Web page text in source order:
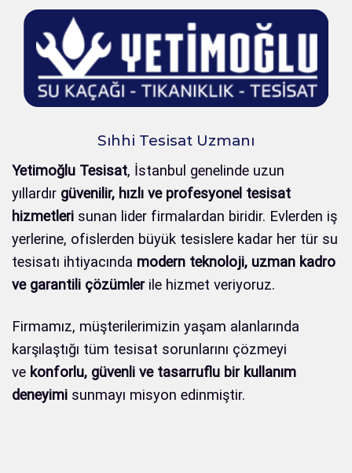
Sıhhi Tesisat Uzmanı
Yetimoğlu Tesisat, İstanbul genelinde uzun
yıllardır güvenilir, hızlı ve profesyonel tesisat
hizmetleri sunan lider firmalardan biridir. Evlerden iş
yerlerine, ofislerden büyük tesislere kadar her tür su
tesisatı ihtiyacında modern teknoloji, uzman kadro
ve garantili çözümlerile hizmet veriyoruz.
Firmamız, müşterilerimizin yaşam alanlarında
karşılaştığı tüm tesisat sorunlarını çözmeyi
ve konforlu, güvenli ve tasarruflu bir kullanım
deneyimi sunmayı misyon edinmiştir.